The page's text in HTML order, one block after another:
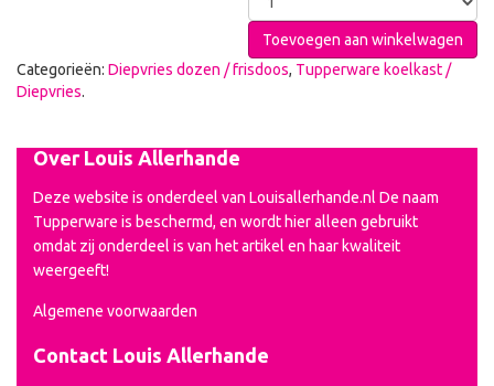
Toevoegen aan winkelwagen
Categorieën: Diepvries dozen / frisdoos, Tupperware koelkast /
Diepvries.
Over Louis Allerhande
Deze website is onderdeel van Louisallerhande.nl De naam
Tupperware is beschermd, en wordt hier alleen gebruikt
omdat zij onderdeel is van het artikel en haar kwaliteit
weergeeft!
Algemene voorwaarden
Contact Louis Allerhande